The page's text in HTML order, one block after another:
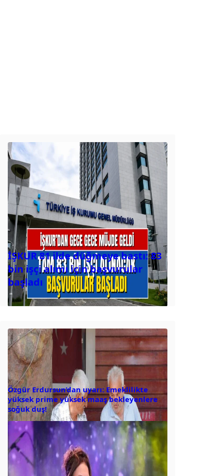
İŞKUR 81 ilde düğmeye bastı: 83
bin işçi alımı için başvurular
başladı
Özgür Erdursun’dan uyarı: Emeklilikte
yüksek prime yüksek maaş bekleyenlere
soğuk duş!